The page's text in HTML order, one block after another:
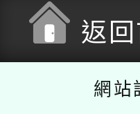
返
網站